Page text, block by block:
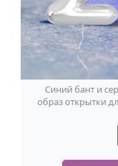
Синий бант и
образ открытки